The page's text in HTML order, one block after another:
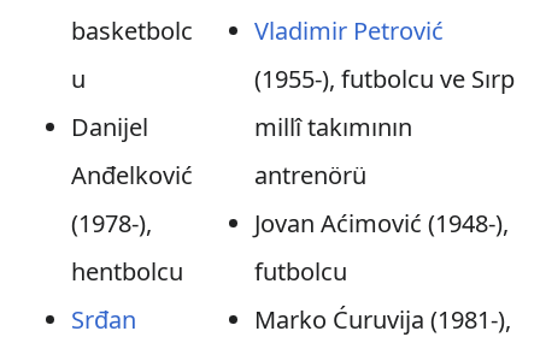
basketbolc
u
Danijel
Anđelković
(1978-),
hentbolcu
Srđan
Vladimir Petrović
(1955-), futbolcu ve Sırp
millî takımının
antrenörü
Jovan Aćimović (1948-),
futbolcu
Marko Ćuruvija (1981-),